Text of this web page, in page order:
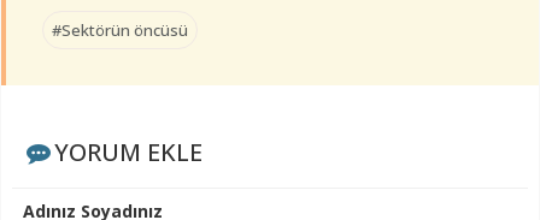
#Sektörün öncüsü
YORUM EKLE
Adınız Soyadınız